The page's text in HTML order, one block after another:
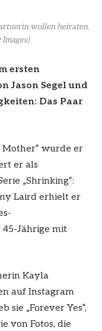
wollen heiraten.
ersten
Jason Segel und
Das Paar
Mother“ wurde er
er als
„Shrinking“:
Laird erhielt er
Jährige mit
Kayla
auf Instagram
sie „Forever Yes“,
von Fotos, die